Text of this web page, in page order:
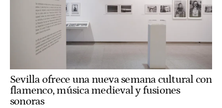
Sevilla ofrece una nueva semana cultural con
flamenco, música medieval y fusiones
sonoras